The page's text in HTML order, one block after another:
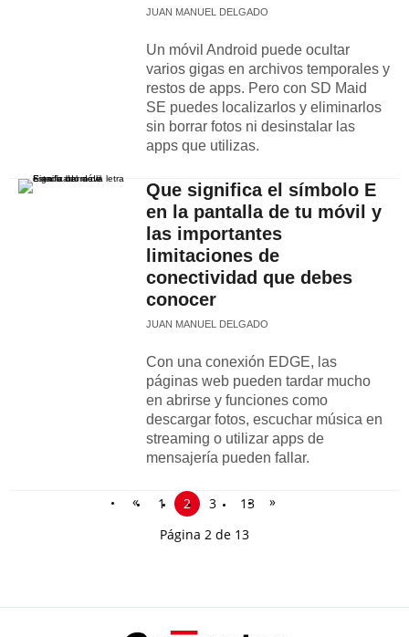
JUAN MANUEL DELGADO
Un móvil Android puede ocultar
varios gigas en archivos temporales y
restos de apps. Pero con SD Maid
SE puedes localizarlos y eliminarlos
sin borrar fotos ni desinstalar las
apps que utilizas.
Que significa el símbolo E
en la pantalla de tu móvil y
las importantes
limitaciones de
conectividad que debes
conocer
JUAN MANUEL DELGADO
Con una conexión EDGE, las
páginas web pueden tardar mucho
en abrirse y funciones como
descargar fotos, escuchar música en
streaming o utilizar apps de
mensajería pueden fallar.
« 1 2 3 13
»
Página 2 de 13